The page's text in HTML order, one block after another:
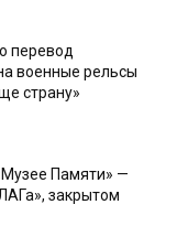
перевод
военные рельсы
страну»
Памяти» —
закрытом